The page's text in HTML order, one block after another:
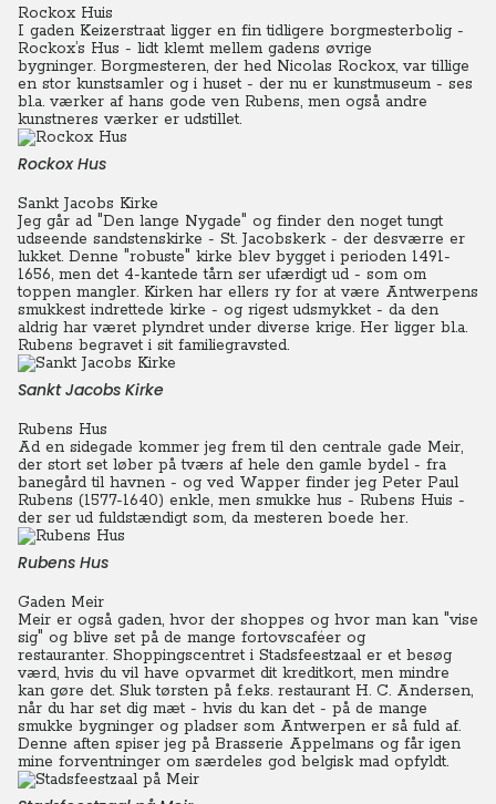
Rockox Huis
I gaden Keizerstraat ligger en fin tidligere borgmesterbolig -
Rockox’s Hus - lidt klemt mellem gadens øvrige
bygninger. Borgmesteren, der hed Nicolas Rockox, var tillige
en stor kunstsamler og i huset - der nu er kunstmuseum - ses
bl.a. værker af hans gode ven Rubens, men også andre
kunstneres værker er udstillet.
Rockox Hus
Sankt Jacobs Kirke
Jeg går ad "Den lange Nygade" og finder den noget tungt
udseende sandstenskirke - St. Jacobskerk - der desværre er
lukket. Denne "robuste" kirke blev bygget i perioden 1491-
1656, men det 4-kantede tårn ser ufærdigt ud - som om
toppen mangler. Kirken har ellers ry for at være Antwerpens
smukkest indrettede kirke - og rigest udsmykket - da den
aldrig har været plyndret under diverse krige. Her ligger bl.a.
Rubens begravet i sit familiegravsted.
Sankt Jacobs Kirke
Rubens Hus
Ad en sidegade kommer jeg frem til den centrale gade Meir,
der stort set løber på tværs af hele den gamle bydel - fra
banegård til havnen - og ved Wapper finder jeg Peter Paul
Rubens (1577-1640) enkle, men smukke hus - Rubens Huis -
der ser ud fuldstændigt som, da mesteren boede her.
Rubens Hus
Gaden Meir
Meir er også gaden, hvor der shoppes og hvor man kan "vise
sig" og blive set på de mange fortovscaféer og
restauranter. Shoppingscentret i Stadsfeestzaal er et besøg
værd, hvis du vil have opvarmet dit kreditkort, men mindre
kan gøre det. Sluk tørsten på f.eks. restaurant H. C. Andersen,
når du har set dig mæt - hvis du kan det - på de mange
smukke bygninger og pladser som Antwerpen er så fuld af.
Denne aften spiser jeg på Brasserie Appelmans og får igen
mine forventninger om særdeles god belgisk mad opfyldt.